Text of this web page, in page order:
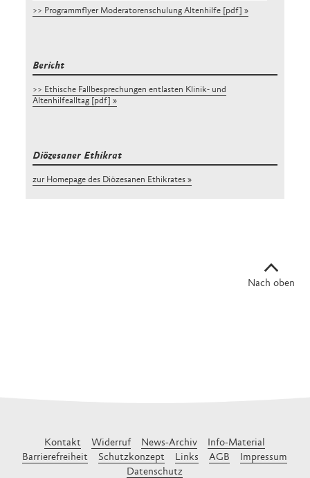
>> Programmflyer Moderatorenschulung Altenhilfe [pdf]
Bericht
>> Ethische Fallbesprechungen entlasten Klinik- und
Altenhilfealltag [pdf]
Diözesaner Ethikrat
zur Homepage des Diözesanen Ethikrates
Nach oben
Kontakt Widerruf News-Archiv
Info-Material
Barrierefreiheit
Schutzkonzept Links AGB
Impressum
Datenschutz